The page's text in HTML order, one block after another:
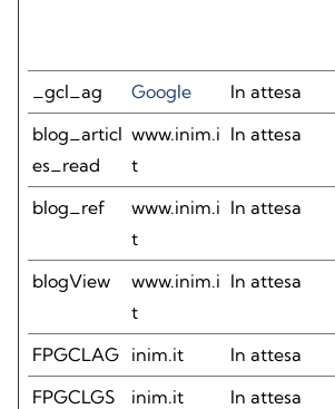
_gcl_ag
Google In attesa
blog_articl
es_read
www.inim.i
t
In attesa
blog_ref
www.inim.i
t
In attesa
blogView
www.inim.i
t
In attesa
FPGCLAG inim.it In attesa
FPGCLGS
inim.it In attesa